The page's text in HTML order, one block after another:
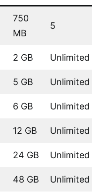
750
MB
5
2 GB Unlimited
5 GB Unlimited
6 GB Unlimited
12 GB Unlimited
24 GB Unlimited
48 GB Unlimited